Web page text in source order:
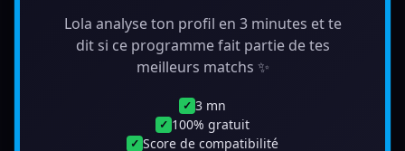
Lola analyse ton profil en 3 minutes et te
dit si ce programme fait partie de tes
meilleurs matchs ✨
✓ 3 mn
✓ 100% gratuit
✓ Score de compatibilité